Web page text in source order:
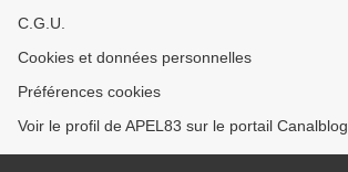
C.G.U.
Cookies et données personnelles
Préférences cookies
Voir le profil de APEL83 sur le portail Canalblog